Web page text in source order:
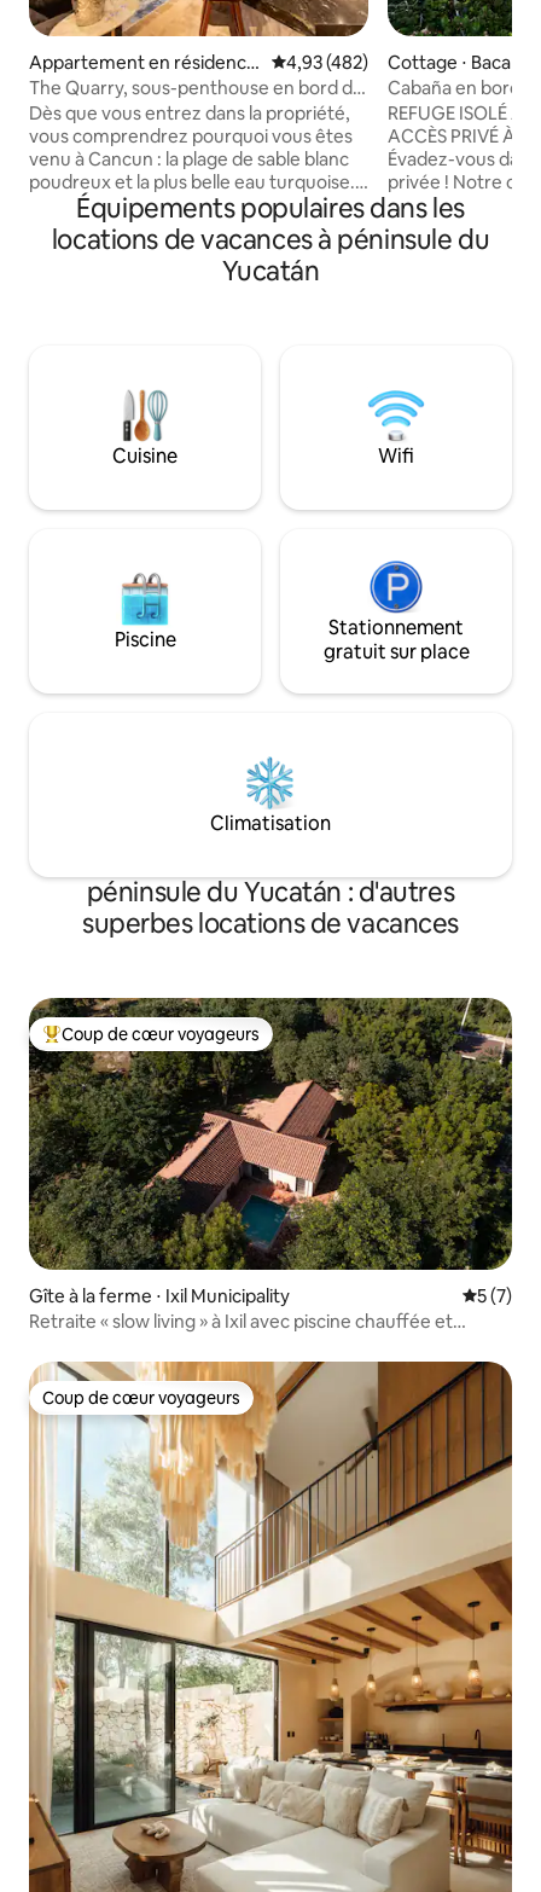
Appartement en résidence
⋅ Cancún
Évaluation moyenne sur la
4,93 (482)
The Quarry, sous-penthouse en bord de
mer à 150 m des clubs
Dès que vous entrez dans la propriété,
vous comprendrez pourquoi vous êtes
venu à Cancun : la plage de sable blanc
poudreux et la plus belle eau turquoise.
Parce que c'est tout ce que vous pouvez
voir depuis la vue panoramique à 180°
que l'appartement offre. Aucun détail
n'a été épargné. Plus de 2 ans de
l'immeuble. Une fusion de meubles en
bois exotiques et de marbre importé
rend cet endroit inégalé à Cancún.
Cottage ⋅ Bacalar
Cabaña en bord
entrée privée au
REFUGE ISOLÉ
ACCÈS PRIVÉ À
Évadez-vous
privée ! Notre
niché au bout de
totalement à
seulement trois
équipée.
connexion Internet. Les
LGBT sont
Équipements populaires dans les
locations de vacances à péninsule du
Yucatán
Cuisine Wifi
Piscine
Stationnement
gratuit sur place
Climatisation
péninsule du Yucatán : d'autres
superbes locations de vacances
Coups de cœur voyageurs les plus appréciés
Coup de cœur voyageurs
Gîte à la ferme ⋅ Ixil Municipality
5 (7)
Retraite « slow living » à Ixil avec piscine chauffée et
Coup de cœur voyageurs
Coup de cœur voyageurs